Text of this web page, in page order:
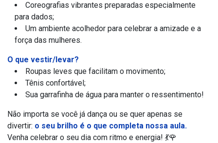
Coreografias vibrantes preparadas especialmente
para dados;
Um ambiente acolhedor para celebrar a amizade e a
força das mulheres.
O que vestir/levar?
Roupas leves que facilitam o movimento;
Tênis confortável;
Sua garrafinha de água para manter o ressentimento!
Não importa se você já dança ou se quer apenas se
divertir: o seu brilho é o que completa nossa aula.
Venha celebrar o seu dia com ritmo e energia! 💃🌹